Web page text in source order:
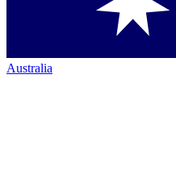
Australia